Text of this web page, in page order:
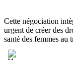
Cette négociation
urgent de créer des
santé des femmes au